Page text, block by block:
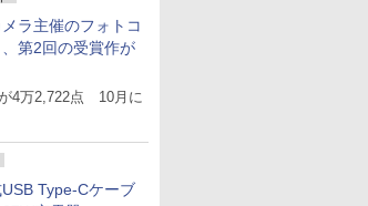
ラ主催のフォトコ
第2回の受賞作が
4万2,722点 10月に
Type-Cケーブ